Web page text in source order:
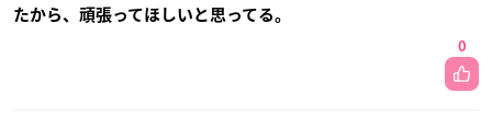
たから、頑張ってほしいと思ってる。
0